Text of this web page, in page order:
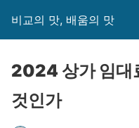
비교의 맛, 배움의 맛
2024 상가 임대
것인가